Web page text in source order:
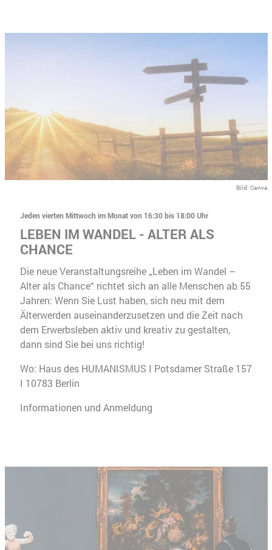
Bild: Canva
Jeden vierten Mittwoch im Monat von 16:30 bis 18:00 Uhr
LEBEN IM WANDEL - ALTER ALS
CHANCE
Die neue Veranstaltungsreihe „Leben im Wandel –
Alter als Chance“ richtet sich an alle Menschen ab 55
Jahren: Wenn Sie Lust haben, sich neu mit dem
Älterwerden auseinanderzusetzen und die Zeit nach
dem Erwerbsleben aktiv und kreativ zu gestalten,
dann sind Sie bei uns richtig!
Wo: Haus des HUMANISMUS I Potsdamer Straße 157
I 10783 Berlin
Informationen und Anmeldung